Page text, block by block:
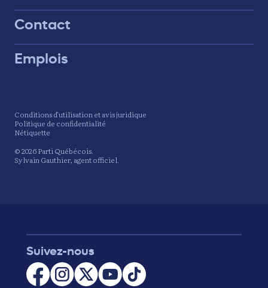
Contact
Emplois
Conditions d’utilisation et avis juridique
Politique de confidentialité
Nétiquette
© 2026 Parti Québécois.
Sylvain Gauthier, agent officiel.
Suivez-nous